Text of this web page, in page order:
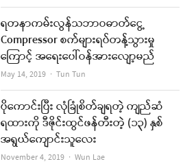
ရတနာကမ်းလွန်သဘာဝဓာတ်ငွေ့
Compressor စက်များရပ်တန့်သွားမှု
ကြောင့် အရေးပေါ်ဝန်အားလျော့မည်
May 14, 2019 Author
Tun Tun
ပိုကောင်းပြီး လုံခြုံစိတ်ချရတဲ့ ကျည်ဆံ
ရထားကို ဒီဇိုင်းထွင်ဖန်တီးတဲ့ (၁၃) နှစ်
အရွယ်ကျောင်းသူလေး
November 4, 2019 Author
Wun Lae